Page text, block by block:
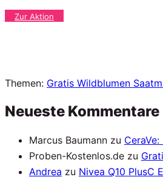
Zur Aktion
Themen: Gratis Wildblumen
Neueste Kommentare
Marcus Baumann zu
Proben-Kostenlos.de zu
Andrea zu Nivea Q10 PlusC